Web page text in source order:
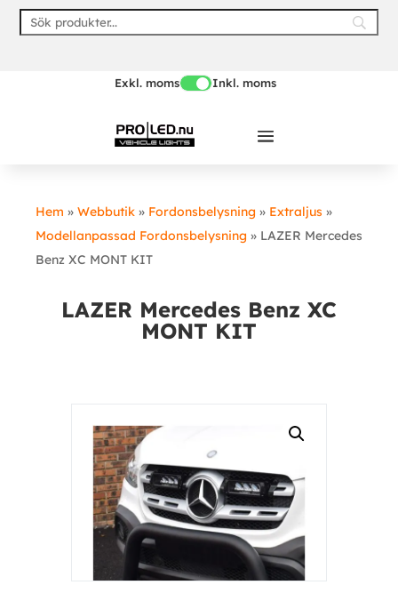
Skip
Exkl. moms Inkl. moms
Hem » Webbutik » Fordonsbelysning » Extraljus »
Modellanpassad Fordonsbelysning » LAZER Mercedes
Benz XC MONT KIT
LAZER Mercedes Benz XC
MONT KIT